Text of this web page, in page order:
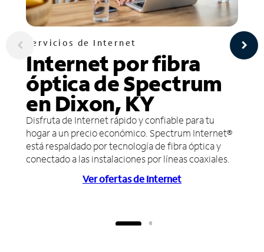
Servicios de Internet
Internet por fibra
óptica de Spectrum
en Dixon, KY
Disfruta de Internet rápido y confiable para tu
hogar a un precio económico. Spectrum Internet®
está respaldado por tecnología de fibra óptica y
conectado a las instalaciones por líneas coaxiales.
Ver ofertas de Internet